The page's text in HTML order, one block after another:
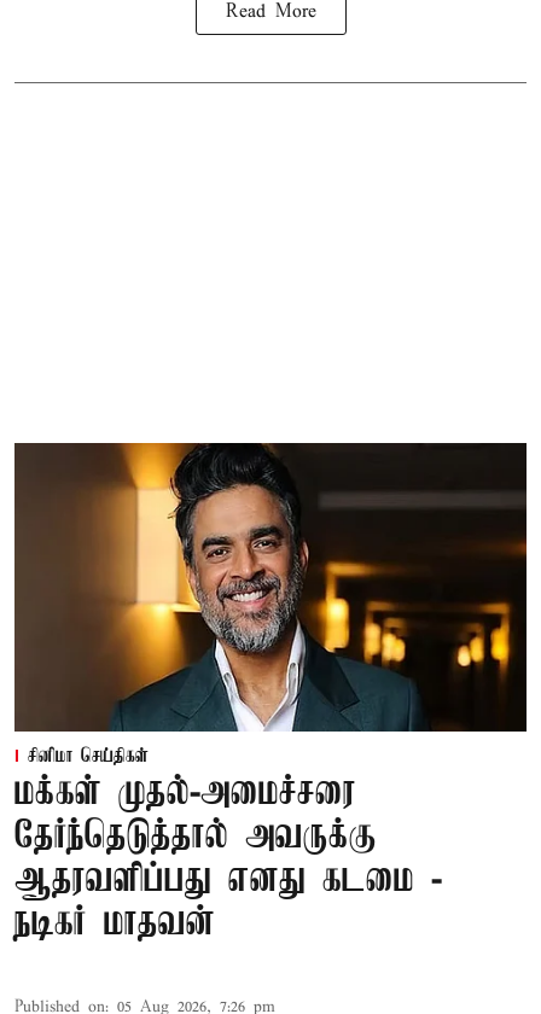
Read More
சினிமா செய்திகள்
மக்கள் முதல்-அமைச்சரை
தேர்ந்தெடுத்தால் அவருக்கு
ஆதரவளிப்பது எனது கடமை -
நடிகர் மாதவன்
Published on: 05 Aug 2026, 7:26 pm